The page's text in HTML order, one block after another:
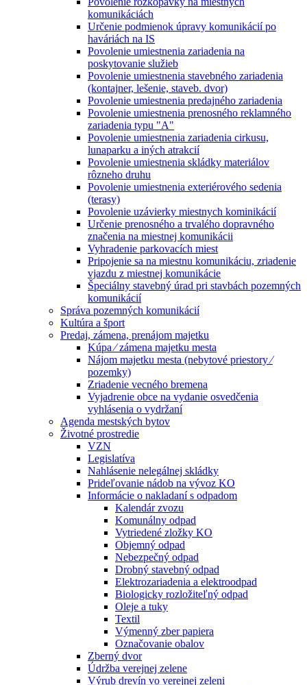
komunikáciách
Určenie podmienok úpravy komunikácií po
haváriách na IS
Povolenie umiestnenia zariadenia na
poskytovanie služieb
Povolenie umiestnenia stavebného zariadenia
(kontajner, lešenie, staveb. dvor)
Povolenie umiestnenia predajného zariadenia
Povolenie umiestnenia prenosného reklamného
zariadenia typu "A"
Povolenie umiestnenia zariadenia cirkusu,
lunaparku a iných atrakcií
Povolenie umiestnenia skládky materiálov
rôzneho druhu
Povolenie umiestnenia exteriérového sedenia
(terasy)
Povolenie uzávierky miestnych kominikácií
Určenie prenosného a trvalého dopravného
značenia na miestnej komunikácii
Vyhradenie parkovacích miest
Pripojenie sa na miestnu komunikáciu, zriadenie
vjazdu z miestnej komunikácie
Špeciálny stavebný úrad pri stavbách pozemných
komunikácií
Správa pozemných komunikácií
Kultúra a šport
Predaj, zámena, prenájom majetku
Kúpa ⁄ zámena majetku mesta
Nájom majetku mesta (nebytové priestory ⁄
pozemky)
Zriadenie vecného bremena
Vyjadrenie obce na vydanie osvedčenia
vyhlásenia o vydržaní
Agenda mestských bytov
Životné prostredie
VZN
Legislatíva
Nahlásenie nelegálnej skládky
Prideľovanie nádob na vývoz KO
Informácie o nakladaní s odpadom
Kalendár zvozu
Komunálny odpad
Vytriedené zložky KO
Objemný odpad
Nebezpečný odpad
Drobný stavebný odpad
Elektrozariadenia a elektroodpad
Biologicky rozložiteľný odpad
Oleje a tuky
Textil
Výmenný zber papiera
Označovanie obalov
Zberný dvor
Údržba verejnej zelene
Výrub drevín vo verejnej zeleni